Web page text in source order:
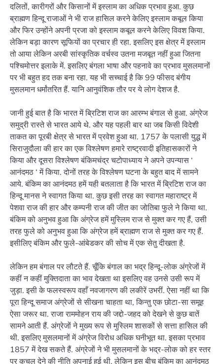
दलितों, कारीगरों और किसानों में इस्लाम का अधिक प्रभाव हुआ. कुछ
ब्राह्मण हिन्दू राजाओं ने भी राज हासिल करने केलिए इस्लाम कबूल किया
और फिर उन्होंने अपनी प्रजा को इस्लाम कबूल करने केलिए विवश किया.
लेकिन बड़ा कारण सूफियों का प्रचार ही रहा. इसलिए इस क्षेत्र में इस्लाम
तो आया लेकिन अरबी सांस्कृतिक वर्चस्व उतना मजबूत नहीं हुआ जितना
पश्चिमोत्तर इलाके में. इसलिए बंगला भाषा और पहनावे का प्रभाव मुसलमानों
पर भी बहुत हद तक बना रहा. यह भी सच्चाई है कि 99 फीसद बंगीय
मुसलमान धर्मांतरित हैं. यानि आनुवंशिक तौर पर ये लोग देशज है.
जानी हुई बात है कि भारत में ब्रिटिश राज का आरम्भ बंगाल से हुआ. अंग्रेज
समुद्री रास्ते से भारत आये थे. और यह पहली बार था जब किसी विदेशी
ताकत का पूरबी क्षेत्र से भारत में प्रवेश हुआ था. 1757 के पलासी युद्ध में
सिराजुदौला की हार का एक विश्लेषण हमारे राष्ट्रवादी इतिहासकारों ने
किया और दूसरा विश्लेषण बंकिमचंद्र चटोपाध्याय ने अपने उपन्यास ‘
आनंदमठ ‘ में किया. दोनों तरह के विश्लेषण घटना के बहुत बाद में सामने
आये. बंकिम का आनंदमठ हमें यही बतलाता है कि भारत में ब्रिटिश राज का
हिन्दू मानस ने स्वागत किया था. कुछ इसी तरह का स्वागत महाराष्ट्र में
पेशवा राज की हार और कम्पनी राज की जीत का जोतिबा फुले ने किया था.
बंकिम को अनुभव हुआ कि अंग्रेज हमें मुस्लिम राज से मुक्त कर गए हैं, उसी
तरह फुले को अनुभव हुआ कि अंग्रेज हमें ब्राह्मण राज से मुक्त कर गए हैं.
इसीलिए बंकिम और फुले-आंबेडकर की सोच में एक सेतु दीखता है.
लेकिन हम बंगाल पर लौटते हैं. चूँकि बंगाल का भद्र हिन्दू-लोक अंग्रेजों में
कहीं न कहीं मुक्तिदाता का भाव देखता था इसलिए वह उनसे उसी रूप में
जुड़ा. इसी के फलस्वरूप वहाँ नवजागरण की लकीरें उभरीं. ऐसा नहीं था कि
पूरा हिन्दू समाज अंग्रेजों से सीखना चाहता था, किन्तु एक छोटा-सा समूह
ऐसा जरूर था. राजा राममोहन राय की जद्दो-जहद को देखने से कुछ बातें
सामने आती हैं. अंग्रेजों ने मुख्य रूप से मुस्लिम शासकों से सत्ता हासिल की
थी. इसलिए मुसलमानों में अंग्रेज विरोध अधिक घनीभूत था. इसका प्रभाव
1857 में देख सकते हैं. अंग्रेजों ने भी मुसलमानों के भद्र-लोक को हर स्तर
पर कुचल देने की नीति अपनाई हुई थी. लेकिन इस बीच बंकिम का आनंदमठ